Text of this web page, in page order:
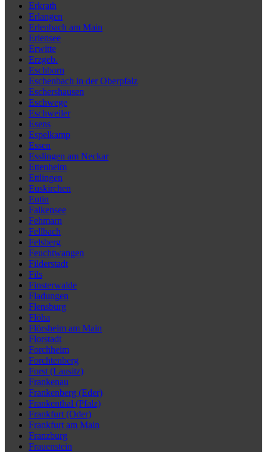
Erkrath
Erlangen
Erlenbach am Main
Erlensee
Erwitte
Erzgeb.
Eschborn
Eschenbach in der Oberpfalz
Eschershausen
Eschwege
Eschweiler
Esens
Espelkamp
Essen
Esslingen am Neckar
Ettenheim
Ettlingen
Euskirchen
Eutin
Falkensee
Fehmarn
Fellbach
Felsberg
Feuchtwangen
Filderstadt
Fils
Finsterwalde
Fladungen
Flensburg
Flöha
Flörsheim am Main
Florstadt
Forchheim
Forchtenberg
Forst (Lausitz)
Frankenau
Frankenberg (Eder)
Frankenthal (Pfalz)
Frankfurt (Oder)
Frankfurt am Main
Franzburg
Frauenstein